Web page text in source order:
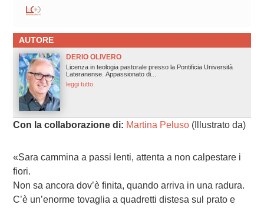
AUTORE
DERIO OLIVERO
Licenza in teologia pastorale presso la Pontificia Università
Lateranense. Appassionato di...
leggi tutto.
Con la collaborazione di: Martina Peluso(Illustrato da)
«Sara cammina a passi lenti, attenta a non calpestare i
fiori.
Non sa ancora dov’è finita, quando arriva in una radura.
C’è un’enorme tovaglia a quadretti distesa sul prato e